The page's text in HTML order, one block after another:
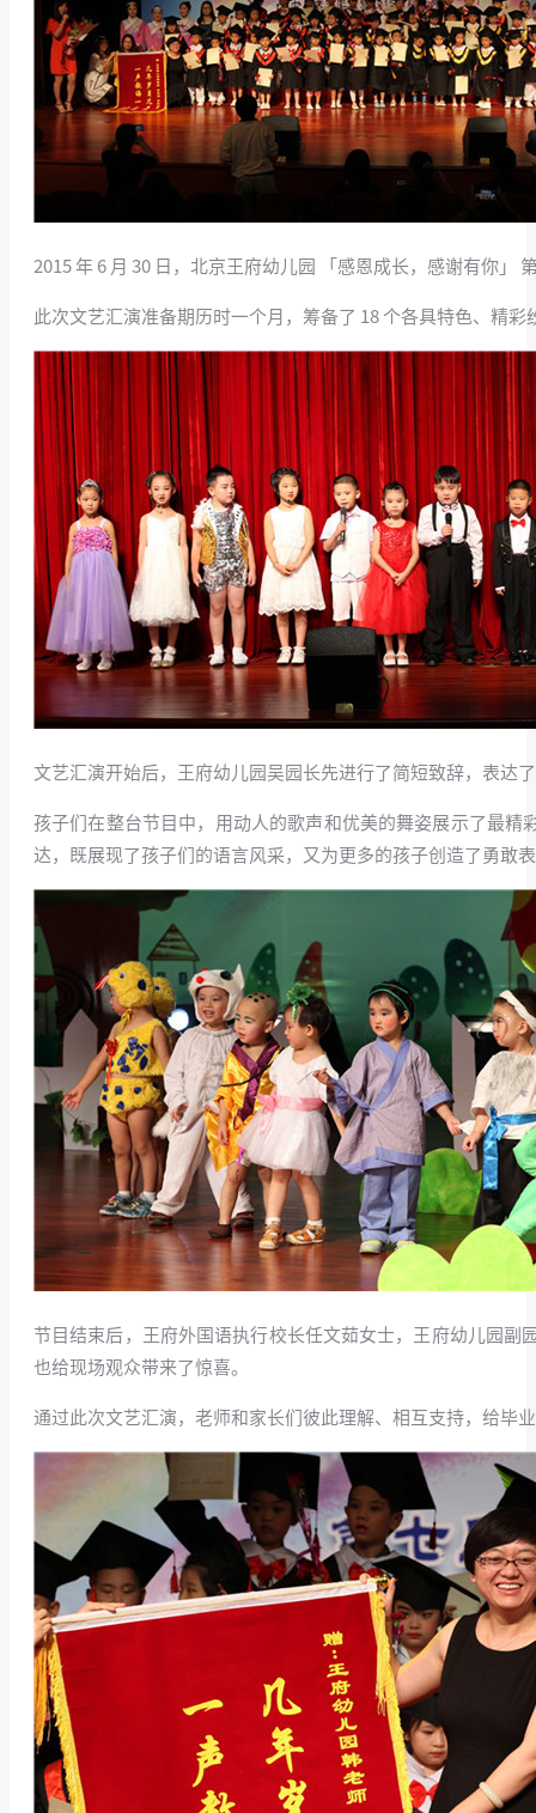
2015 年 6 月 30 日，北京王府幼儿园 「感恩成长，感谢有你
此次文艺汇演准备期历时一个月，筹备了 18 个各具特色、精
文艺汇演开始后，王府幼儿园吴园长先进行了简短致辞，表达
孩子们在整台节目中，用动人的歌声和优美的舞姿展示了最精
达，既展现了孩子们的语言风采，又为更多的孩子创造了勇敢
节目结束后，王府外国语执行校长任文茹女士，王府幼儿园
也给现场观众带来了惊喜。
通过此次文艺汇演，老师和家长们彼此理解、相互支持，给毕